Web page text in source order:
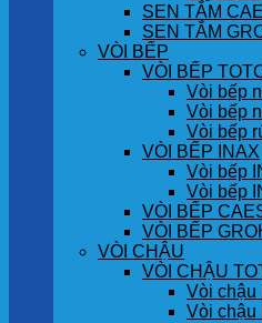
SEN TẮM
SEN TẮM
VÒI BẾP
VÒI BẾP
Vòi bếp
Vòi bếp
Vòi bếp
VÒI BẾP INAX
Vòi bếp
Vòi bếp
VÒI BẾP
VÒI BẾP
VÒI CHẬU
VÒI CHẬU
Vòi chậu
Vòi chậu